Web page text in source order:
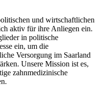
und wirtschaftlichen
aktiv für ihre Anliegen ein.
in politische
ein, um die
Versorgung im Saarland
Unsere Mission ist es,
zahnmedizinische